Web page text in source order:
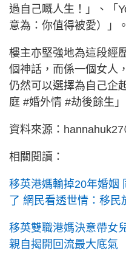
過自己嘅人生！」、「
意為：你值得被愛）」。
樓主亦堅強地為這段經
個神話，而係一個女人
仍然可以選擇為自己企
庭 #婚外情 #劫後餘生」
資料來源：
相關閱讀：
移英港媽輸掉20年婚姻
了 網民看透世情：移民
移英雙職港媽決意帶女
親自揭開回流最大底氣